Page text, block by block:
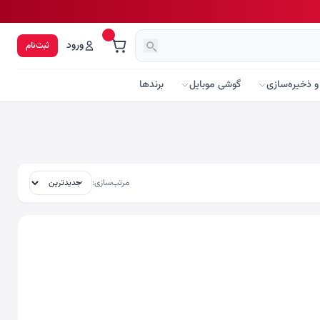
ورود ثبت‌نام
ذخیره‌سازی گوشی موبایل برندها
مرتب‌سازی: